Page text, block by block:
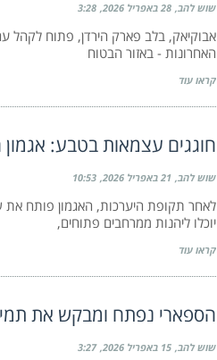
שוש להב 28 באפריל 2026 3:28
אבוקיאק, בלב פארק הירדן, פתוח לקהל
האחרונות - באזור הבטוח
קראו עוד
חוגגים עצמאות בטבע:
שוש להב 21 באפריל 2026 10:53
יוכלו ליהנות ממרחבים פתוחים,
קראו עוד
הספארי נפתח ומבקש את
שוש להב 15 באפריל 2026 3:27